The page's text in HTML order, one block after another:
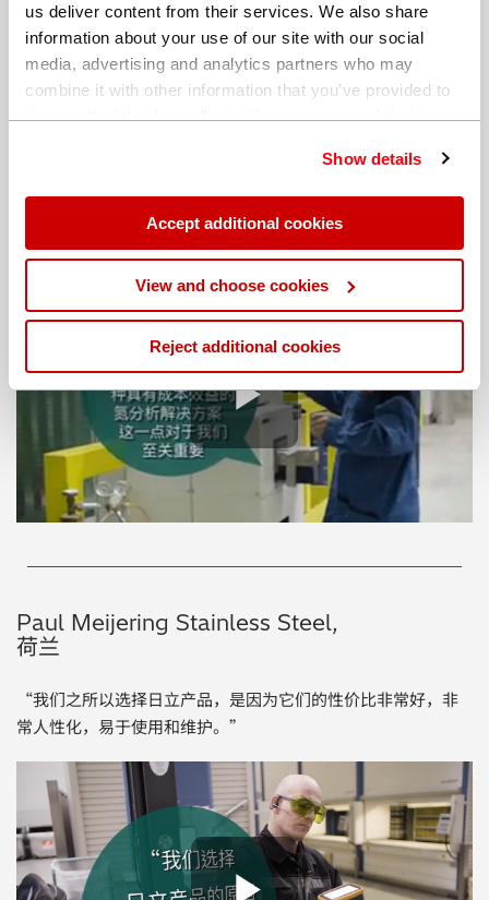
us deliver content from their services. We also share
information about your use of our site with our social
media, advertising and analytics partners who may
combine it with other information that you’ve provided to
them or that they’ve collected from your use of their
Show details
Accept additional cookies
View and choose cookies
Reject additional cookies
“我们选择高性价比的FM EXPERT进行氮分析。”
Play
Paul Meijering Stainless Steel,
荷兰
“我们之所以选择日立产品，是因为它们的性价比非常好，非
常人性化，易于使用和维护。”